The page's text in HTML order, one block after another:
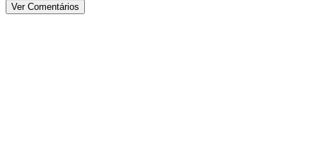
Ver Comentários